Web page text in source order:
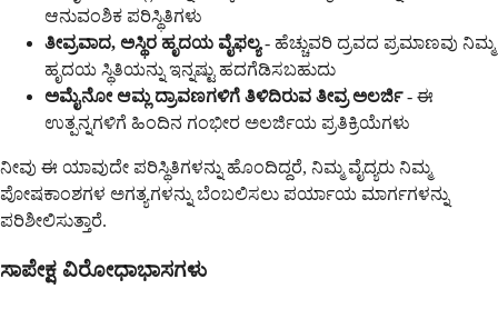
ಆನುವಂಶಿಕ ಪರಿಸ್ಥಿತಿಗಳು
ತೀವ್ರವಾದ, ಅಸ್ಥಿರ ಹೃದಯ ವೈಫಲ್ಯ- ಹೆಚ್ಚುವರಿ ದ್ರವದ ಪ್ರಮಾಣವು ನಿಮ್ಮ
ಹೃದಯ ಸ್ಥಿತಿಯನ್ನು ಇನ್ನಷ್ಟು ಹದಗೆಡಿಸಬಹುದು
ಅಮೈನೋ ಆಮ್ಲ ದ್ರಾವಣಗಳಿಗೆ ತಿಳಿದಿರುವ ತೀವ್ರ ಅಲರ್ಜಿ- ಈ
ಉತ್ಪನ್ನಗಳಿಗೆ ಹಿಂದಿನ ಗಂಭೀರ ಅಲರ್ಜಿಯ ಪ್ರತಿಕ್ರಿಯೆಗಳು
ನೀವು ಈ ಯಾವುದೇ ಪರಿಸ್ಥಿತಿಗಳನ್ನು ಹೊಂದಿದ್ದರೆ, ನಿಮ್ಮ ವೈದ್ಯರು ನಿಮ್ಮ
ಪೋಷಕಾಂಶಗಳ ಅಗತ್ಯಗಳನ್ನು ಬೆಂಬಲಿಸಲು ಪರ್ಯಾಯ ಮಾರ್ಗಗಳನ್ನು
ಪರಿಶೀಲಿಸುತ್ತಾರೆ.
ಸಾಪೇಕ್ಷ ವಿರೋಧಾಭಾಸಗಳು